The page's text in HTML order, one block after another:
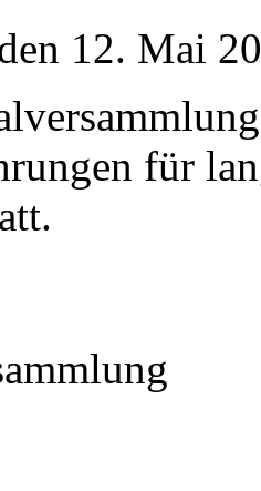
12. Mai
für